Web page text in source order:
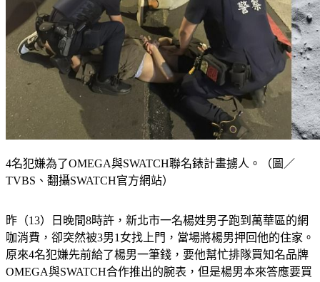
4名犯嫌為了OMEGA與SWATCH聯名錶計畫擄人。（圖／
TVBS、翻攝SWATCH官方網站）
昨（13）日晚間8時許，新北市一名楊姓男子跑到萬華區的網
咖消費，卻突然被3男1女找上門，當場將楊男押回他的住家。
原來4名犯嫌先前給了楊男一筆錢，要他幫忙排隊買知名品牌
OMEGA與SWATCH合作推出的腕表，但是楊男本來答應要買